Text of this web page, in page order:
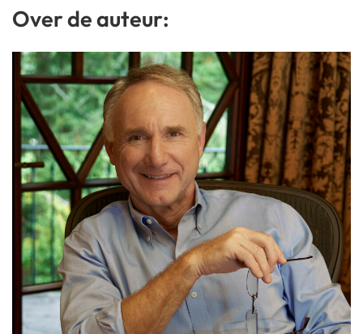
Over de auteur: